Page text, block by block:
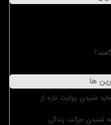
ها
شنیدن روایت تازه از
شنیدن حرکت زندگی